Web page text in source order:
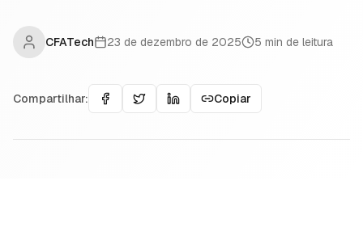
CFATech 23 de dezembro de 2025 5 min de leitura
Compartilhar: Copiar